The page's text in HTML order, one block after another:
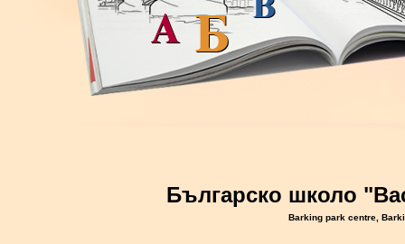
Българско школо
Barking park centre,